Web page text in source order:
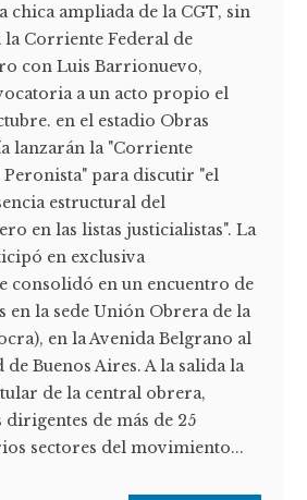
chica ampliada de la CGT, sin
Corriente Federal de
con Luis Barrionuevo,
a un acto propio el
en el estadio Obras
lanzarán la "Corriente
para discutir "el
estructural del
en las listas justicialistas". La
en exclusiva
consolidó en un encuentro de
en la sede Unión Obrera de la
en la Avenida Belgrano al
de Buenos Aires. A la salida la
de la central obrera,
de más de 25
sectores del movimiento...